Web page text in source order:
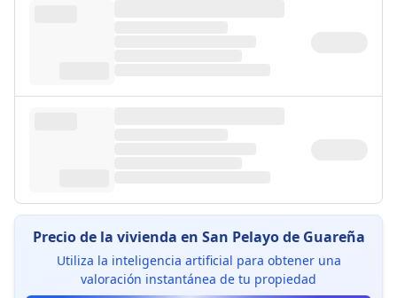
Precio de la vivienda en San Pelayo de Guareña
Utiliza la inteligencia artificial para obtener una
valoración instantánea de tu propiedad